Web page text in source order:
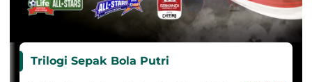
Trilogi Sepak Bola Putri